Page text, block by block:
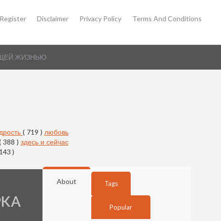
Register Disclaimer Privacy Policy Terms And Conditions
ЖИЗНЬЮ
( 719 ) любовь
388 ) здесь и сейчас
)
About Tags
Popular